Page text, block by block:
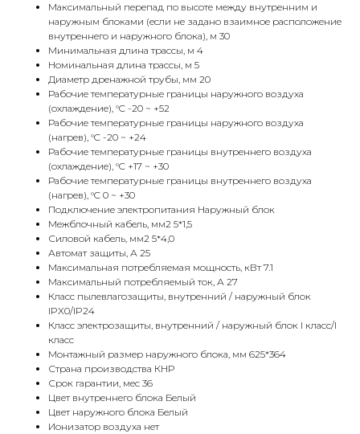
Максимальный перепад по высоте между внутренним и
наружным блоками (если не задано взаимное расположение
внутреннего и наружного блока), м 30
Минимальная длина трассы, м 4
Номинальная длина трассы, м 5
Диаметр дренажной трубы, мм 20
Рабочие температурные границы наружного воздуха
(охлаждение), °C -20 ~ +52
Рабочие температурные границы наружного воздуха
(нагрев), °C -20 ~ +24
Рабочие температурные границы внутреннего воздуха
(охлаждение), °C +17 ~ +30
Рабочие температурные границы внутреннего воздуха
(нагрев), °C 0 ~ +30
Подключение электропитания Наружный блок
Межблочный кабель, мм2 5*1,5
Силовой кабель, мм2 5*4,0
Автомат защиты, А 25
Максимальная потребляемая мощность, кВт 7.1
Максимальный потребляемый ток, А 27
Класс пылевлагозащиты, внутренний / наружный блок
IPX0/IP24
Класс электрозащиты, внутренний / наружный блок I класс/I
класс
Монтажный размер наружного блока, мм 625*364
Страна производства КНР
Срок гарантии, мес 36
Цвет внутреннего блока Белый
Цвет наружного блока Белый
Ионизатор воздуха нет